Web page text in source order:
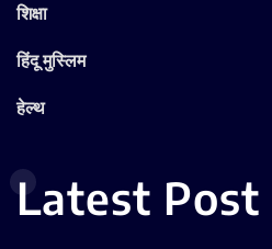
शिक्षा
हिंदू मुस्लिम
हेल्थ
Latest Post